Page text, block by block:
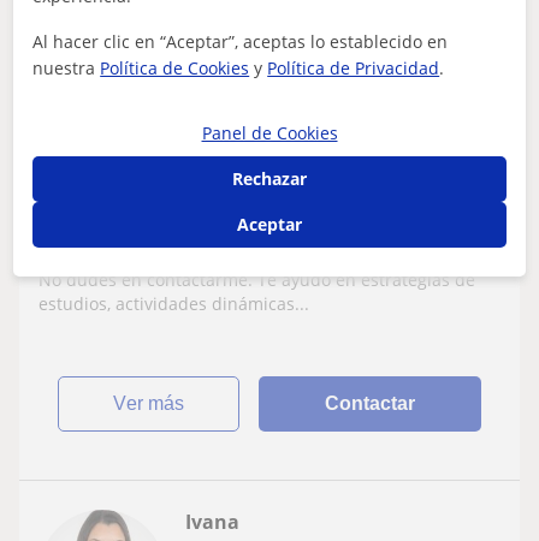
Maestra de educación infantil con mas de
15 años de experiencia como tutora en
aula de primer ciclo y segundo ciclo
Buscas clases particulares personalizadas y diferentes?
No dudes en contactarme. Te ayudo en estrategias de
estudios, actividades dinámicas...
ver más Contactar
Ivana
Al hacer clic en “Aceptar”, aceptas lo establecido en
nuestra Política de Cookies y Política de Privacidad.
Panel de Cookies
Rechazar
Aceptar